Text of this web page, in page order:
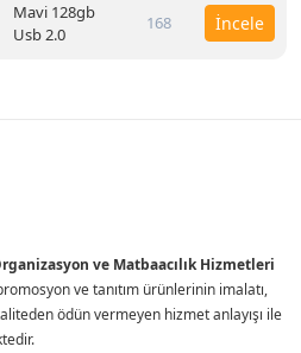
Mavi 128gb
Usb 2.0
168 İncele
ve Matbaacılık Hizmetleri
ve tanıtım ürünlerinin imalatı,
ödün vermeyen hizmet anlayışı ile